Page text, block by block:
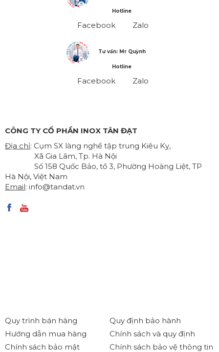
Hotline
Facebook Zalo
Tư vấn: Mr Quỳnh
Hotline
Facebook Zalo
CÔNG TY CỔ PHẦN INOX TÂN ĐẠT
Địa chỉ: Cụm SX làng nghề tập trung Kiêu Kỵ,
Xã Gia Lâm, Tp. Hà Nội
Số 158 Quốc Bảo, tổ 3, Phường Hoàng Liệt, TP
Hà Nội, Việt Nam
Email: info@tandat.vn
Quy trình bán hàng
Hướng dẫn mua hàng
Chính sách bảo mật
Quy định bảo hành
Chính sách và quy định
Chính sách bảo vệ thông tin